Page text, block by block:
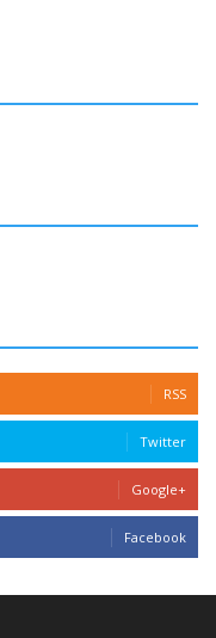
RSS
Twitter
Google+
Facebook